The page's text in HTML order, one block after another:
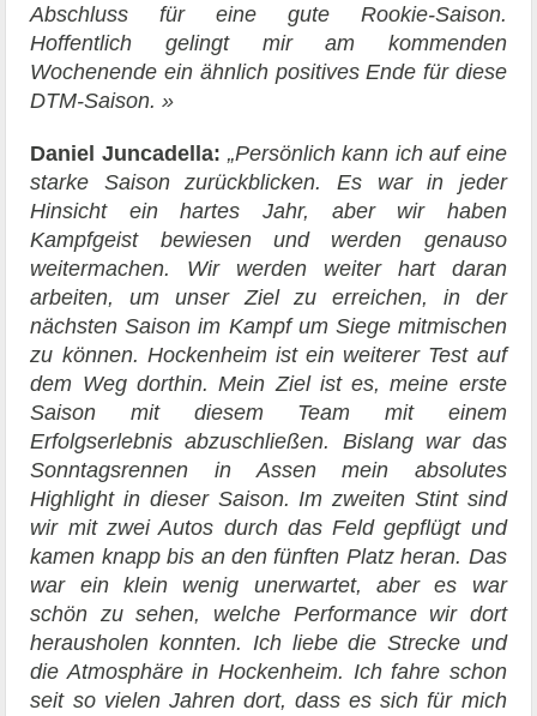
Abschluss für eine gute Rookie-Saison.
Hoffentlich gelingt mir am kommenden
Wochenende ein ähnlich positives Ende für diese
DTM-Saison. »
Daniel Juncadella: „Persönlich kann ich auf eine
starke Saison zurückblicken. Es war in jeder
Hinsicht ein hartes Jahr, aber wir haben
Kampfgeist bewiesen und werden genauso
weitermachen. Wir werden weiter hart daran
arbeiten, um unser Ziel zu erreichen, in der
nächsten Saison im Kampf um Siege mitmischen
zu können. Hockenheim ist ein weiterer Test auf
dem Weg dorthin. Mein Ziel ist es, meine erste
Saison mit diesem Team mit einem
Erfolgserlebnis abzuschließen. Bislang war das
Sonntagsrennen in Assen mein absolutes
Highlight in dieser Saison. Im zweiten Stint sind
wir mit zwei Autos durch das Feld gepflügt und
kamen knapp bis an den fünften Platz heran. Das
war ein klein wenig unerwartet, aber es war
schön zu sehen, welche Performance wir dort
herausholen konnten. Ich liebe die Strecke und
die Atmosphäre in Hockenheim. Ich fahre schon
seit so vielen Jahren dort, dass es sich für mich